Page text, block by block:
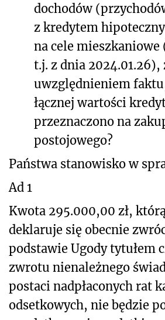
dochodów
z kredytem
na cele mieszkaniowe
t.j. z dnia 2024.01.26),
uwzględnieniem
łącznej wartości
przeznaczono na
postojowego?
Państwa stanowisko w
Ad 1
Kwota 295.000,00 zł,
deklaruje się obecnie
podstawie Ugody tytułem
zwrotu nienależnego
postaci nadpłaconych rat
odsetkowych, nie będzie